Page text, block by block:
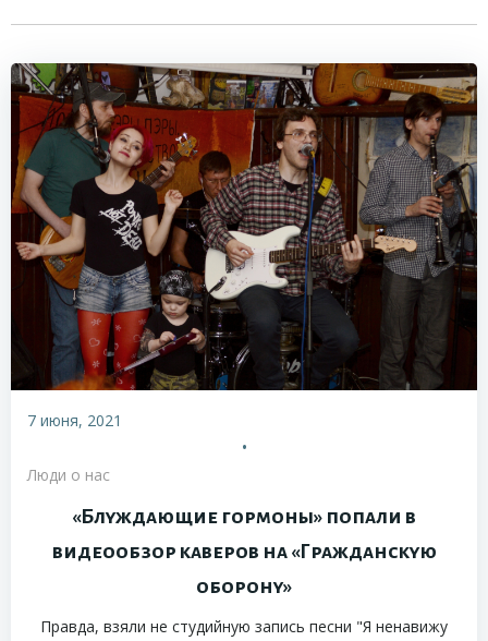
7 июня, 2021
•
Люди о нас
«Блуждающие гормоны» попали в
видеообзор каверов на «Гражданскую
оборону»
Правда, взяли не студийную запись песни "Я ненавижу